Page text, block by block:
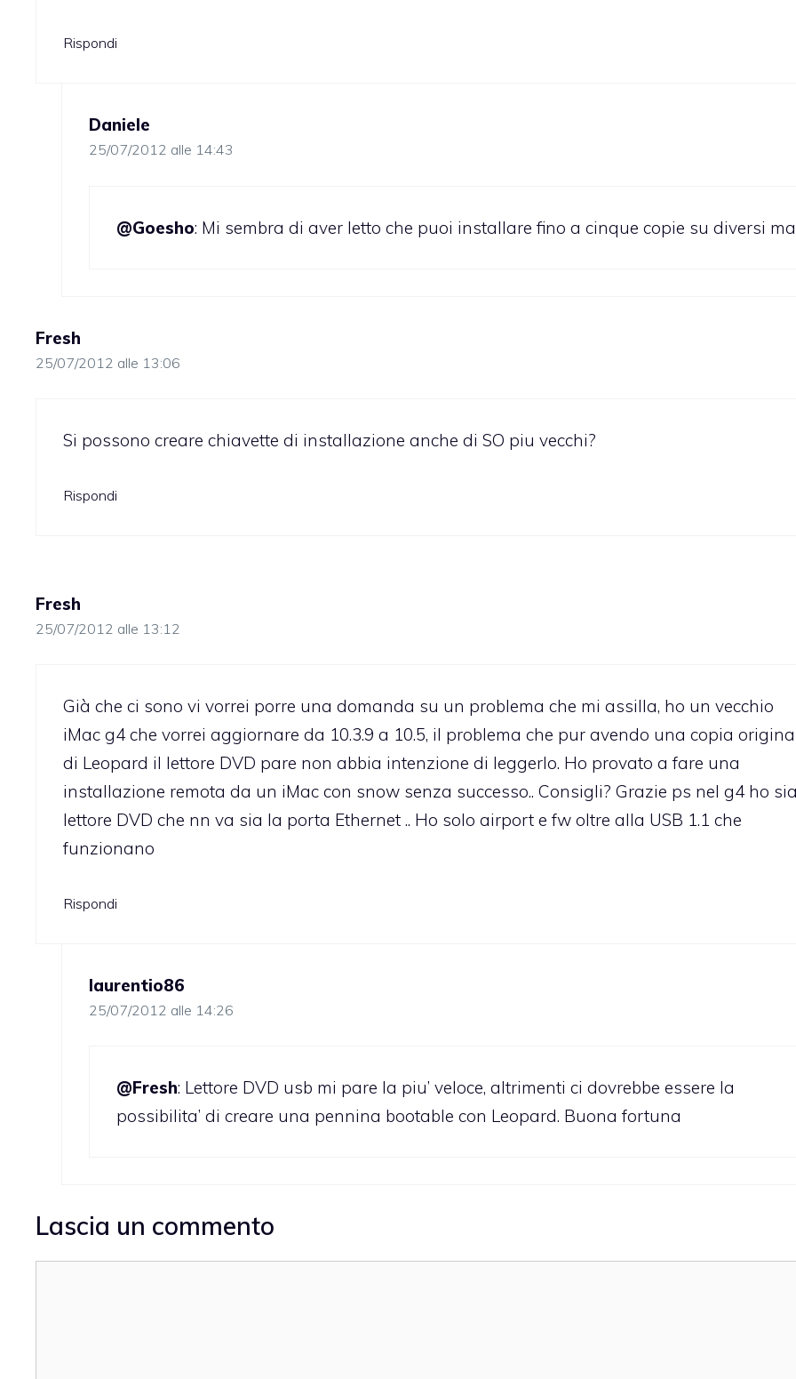
Rispondi
Daniele
25/07/2012 alle 14:43
@Goesho: Mi sembra di aver letto che puoi installare fino a cinque copie su diversi
Fresh
25/07/2012 alle 13:06
Si possono creare chiavette di installazione anche di SO piu vecchi?
Rispondi
Fresh
25/07/2012 alle 13:12
Già che ci sono vi vorrei porre una domanda su un problema che mi assilla, ho un vecchio
iMac g4 che vorrei aggiornare da 10.3.9 a 10.5, il problema che pur avendo una copia
di Leopard il lettore DVD pare non abbia intenzione di leggerlo. Ho provato a fare una
installazione remota da un iMac con snow senza successo.. Consigli? Grazie ps nel g4 ho
lettore DVD che nn va sia la porta Ethernet .. Ho solo airport e fw oltre alla USB 1.1 che
funzionano
Rispondi
laurentio86
25/07/2012 alle 14:26
@Fresh: Lettore DVD usb mi pare la piu’ veloce, altrimenti ci dovrebbe essere la
possibilita’ di creare una pennina bootable con Leopard. Buona fortuna
Lascia un commento